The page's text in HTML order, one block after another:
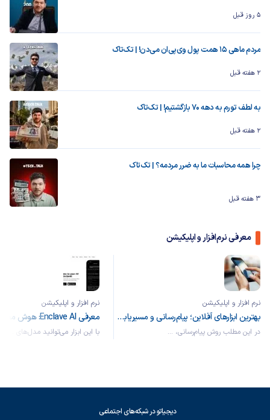
5 روز قبل
مردم ماهی ۱۵ همت پول وی‌پی‌ان می‌دن! | تک‌تاک
2 هفته قبل
به لطف تورم به دهه ۷۰ بازگشتیم! | تک‌تاک
2 هفته قبل
چرا همه محاسبات ما به ضرر مردمه؟ | تک‌تاک
3 هفته قبل
معرفی نرم‌افزار و اپلیکیشن
نرم افزار و اپلیکیشن
بهترین ابزارهای آفلاین؛ پیام‌رسانی و مسیریابی بدون نیاز به اینترنت
در این مطلب روش پیام‌رسانی، ...
نرم افزار و اپلیکیشن
با این ابزار می‌توانید مدل‌های ...
دیجیاتو در شبکه‌های اجتماعی